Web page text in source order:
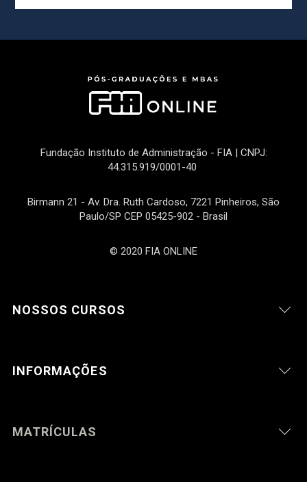
Fundação Instituto de Administração - FIA | CNPJ:
44.315.919/0001-40
Birmann 21 - Av. Dra. Ruth Cardoso, 7221 Pinheiros, São
Paulo/SP CEP 05425-902 - Brasil
© 2020 FIA ONLINE
NOSSOS CURSOS
INFORMAÇÕES
MATRÍCULAS